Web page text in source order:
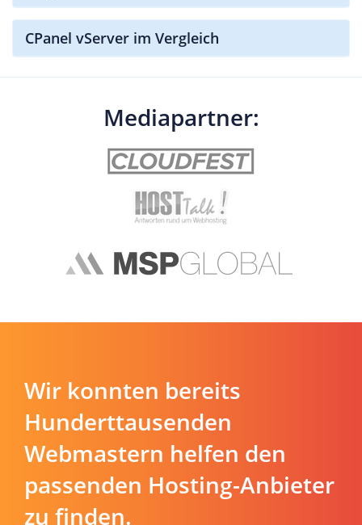
CPanel vServer im Vergleich
Mediapartner:
Wir konnten bereits
Hunderttausenden
Webmastern helfen den
passenden Hosting-Anbieter
zu finden.